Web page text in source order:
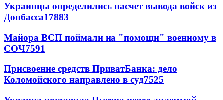
Украинцы определились насчет вывода войск из
Донбасса17883
Майора ВСП поймали на "помощи" военному в
СОЧ7591
Присвоение средств ПриватБанка: дело
Коломойского направлено в суд7525